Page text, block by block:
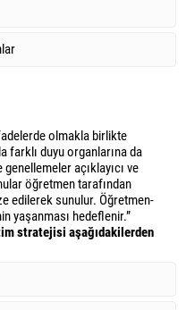
olmakla birlikte
farklı duyu organlarına da
açıklayıcı ve
öğretmen tarafından
edilerek sunulur. Öğretmen-
yaşanması hedeflenir.”
stratejisi aşağıdakilerden